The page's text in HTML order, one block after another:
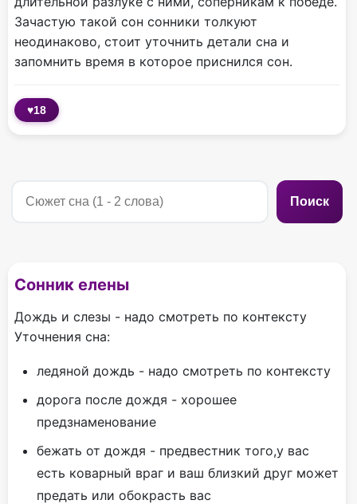
Зачастую такой сон сонники толкуют
неодинаково, стоит уточнить детали сна и
запомнить время в которое приснился сон.
♥18
Поиск
Сонник елены
Дождь и слезы - надо смотреть по контексту
Уточнения сна:
ледяной дождь - надо смотреть по контексту
дорога после дождя - хорошее
предзнаменование
бежать от дождя - предвестник того,у вас
есть коварный враг и ваш близкий друг может
предать или обокрасть вас